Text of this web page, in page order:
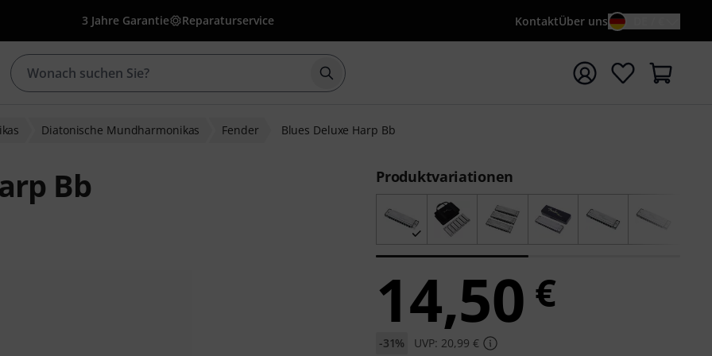
3 Jahre Garantie Reparaturservice KontaktÜber uns
Suche mit Suchwort {searchTerm} starten
Diatonische Mundharmonikas Fender Blues Deluxe Harp Bb
Bb Produktvariationen
14,50 €
-31%
UVP: 20,99 €